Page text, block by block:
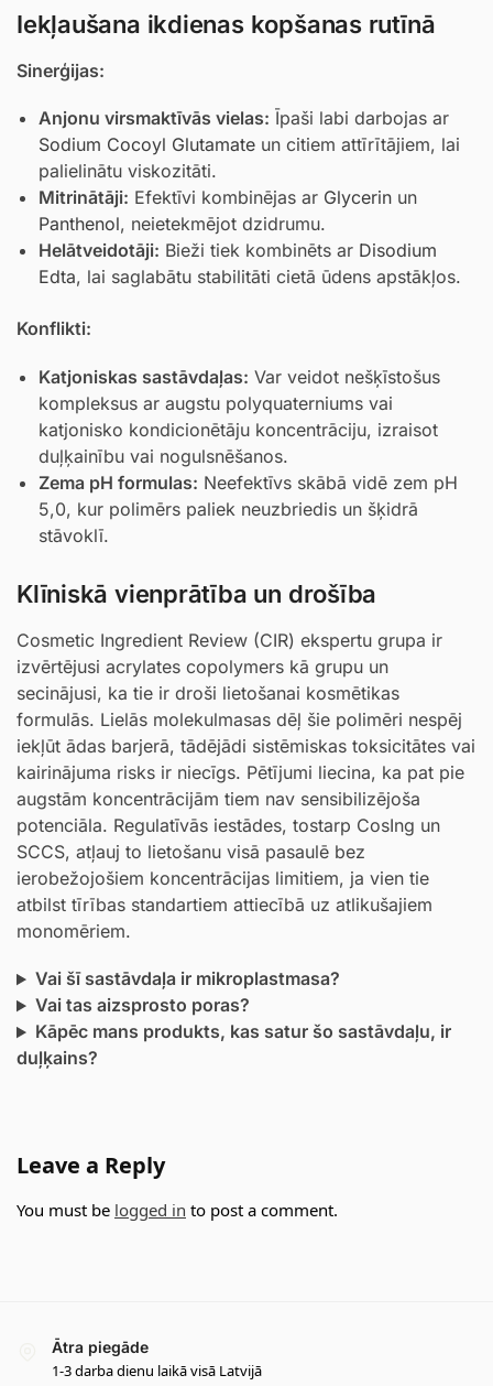
Iekļaušana ikdienas kopšanas rutīnā
Sinerģijas:
Anjonu virsmaktīvās vielas: Īpaši labi darbojas ar
Sodium Cocoyl Glutamate un citiem attīrītājiem, lai
palielinātu viskozitāti.
Mitrinātāji: Efektīvi kombinējas ar Glycerin un
Panthenol, neietekmējot dzidrumu.
Helātveidotāji: Bieži tiek kombinēts ar Disodium
Edta, lai saglabātu stabilitāti cietā ūdens apstākļos.
Konflikti:
Katjoniskas sastāvdaļas: Var veidot nešķīstošus
kompleksus ar augstu polyquaterniums vai
katjonisko kondicionētāju koncentrāciju, izraisot
duļķainību vai nogulsnēšanos.
Zema pH formulas: Neefektīvs skābā vidē zem pH
5,0, kur polimērs paliek neuzbriedis un šķidrā
stāvoklī.
Klīniskā vienprātība un drošība
Cosmetic Ingredient Review (CIR) ekspertu grupa ir
izvērtējusi acrylates copolymers kā grupu un
secinājusi, ka tie ir droši lietošanai kosmētikas
formulās. Lielās molekulmasas dēļ šie polimēri nespēj
iekļūt ādas barjerā, tādējādi sistēmiskas toksicitātes vai
kairinājuma risks ir niecīgs. Pētījumi liecina, ka pat pie
augstām koncentrācijām tiem nav sensibilizējoša
potenciāla. Regulatīvās iestādes, tostarp CosIng un
SCCS, atļauj to lietošanu visā pasaulē bez
ierobežojošiem koncentrācijas limitiem, ja vien tie
atbilst tīrības standartiem attiecībā uz atlikušajiem
monomēriem.
Vai šī sastāvdaļa ir mikroplastmasa?
Vai tas aizsprosto poras?
Kāpēc mans produkts, kas satur šo sastāvdaļu, ir
duļķains?
Leave a Reply
You must be logged in to post a comment.
Ātra piegāde
1-3 darba dienu laikā visā Latvijā